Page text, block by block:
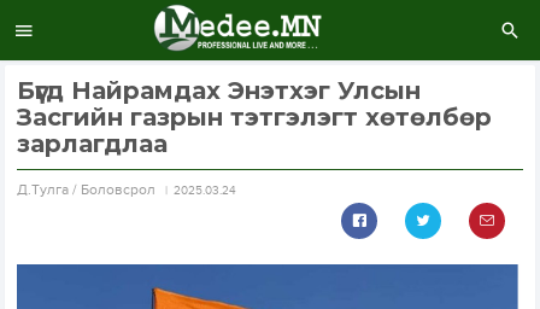
Бүгд Найрамдах Энэтхэг Улсын
Засгийн газрын тэтгэлэгт хөтөлбөр
зарлагдлаа
Д.Тулга / Боловсрол 2025.03.24